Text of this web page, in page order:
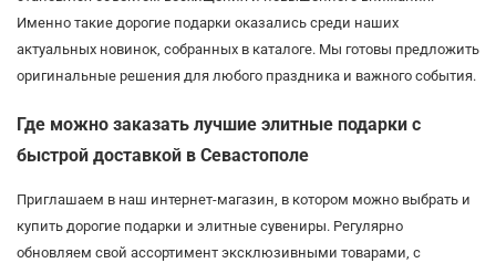
Именно такие дорогие подарки оказались среди наших
актуальных новинок, собранных в каталоге. Мы готовы предложить
оригинальные решения для любого праздника и важного события.
Где можно заказать лучшие элитные подарки с
быстрой доставкой в Севастополе
Приглашаем в наш интернет-магазин, в котором можно выбрать и
купить дорогие подарки и элитные сувениры. Регулярно
обновляем свой ассортимент эксклюзивными товарами, с